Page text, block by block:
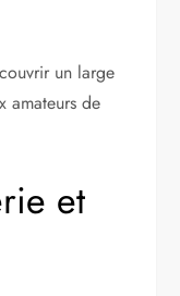
un large
amateurs de
et